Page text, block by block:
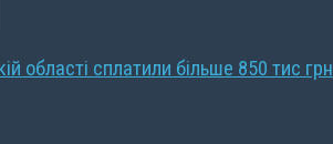
області сплатили більше 850 тис грн